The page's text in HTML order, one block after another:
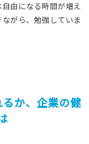
由になる時間が増え
がら、勉強していま
か、企業の健